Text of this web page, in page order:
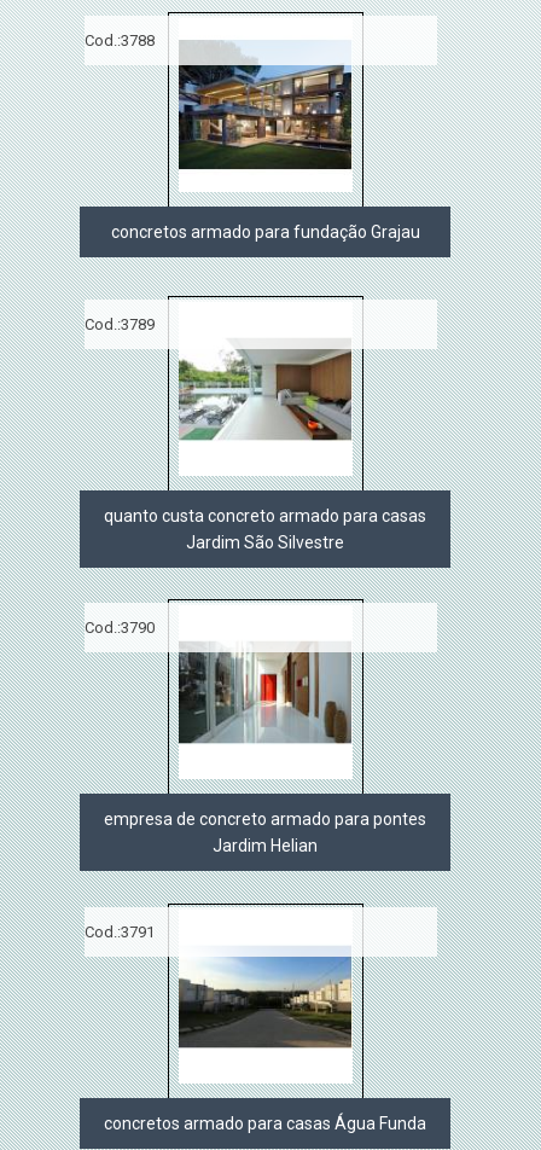
Cod.:3788
concretos armado para fundação Grajau
Cod.:3789
quanto custa concreto armado para casas
Jardim São Silvestre
Cod.:3790
empresa de concreto armado para pontes
Jardim Helian
Cod.:3791
concretos armado para casas Água Funda